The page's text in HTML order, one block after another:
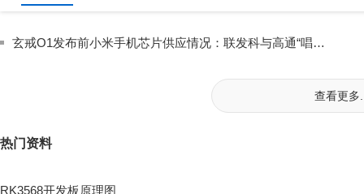
玄戒O1发布前小米手机芯片供应情况：联发科与高通“唱主角”，紫光展锐占2%
查看更多
热门资料
RK3568开发板原理图